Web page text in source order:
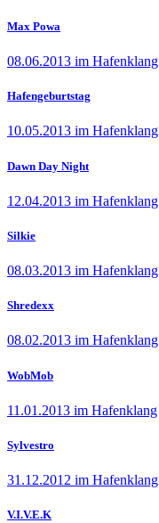
Max Powa
08.06.2013 im Hafenklang
Hafengeburtstag
10.05.2013 im Hafenklang
Dawn Day Night
12.04.2013 im Hafenklang
Silkie
08.03.2013 im Hafenklang
Shredexx
08.02.2013 im Hafenklang
WobMob
11.01.2013 im Hafenklang
Sylvestro
31.12.2012 im Hafenklang
V.I.V.E.K